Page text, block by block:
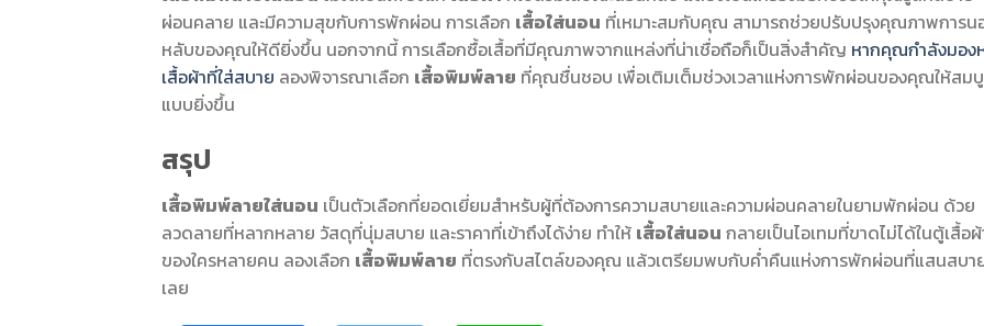
ผ่อนคลาย และมีความสุขกับการพักผ่อน การเลือก เสื้อใส่นอน ที่เหมาะสมกับคุณ สามารถช่วยปรับปรุงคุณภาพการน
หลับของคุณให้ดียิ่งขึ้น นอกจากนี้ การเลือกซื้อเสื้อที่มีคุณภาพจากแหล่งที่น่าเชื่อถือก็เป็นสิ่งสำคัญ หากคุณกำลังมอง
เสื้อผ้าที่ใส่สบาย ลองพิจารณาเลือก เสื้อพิมพ์ลาย ที่คุณชื่นชอบ เพื่อเติมเต็มช่วงเวลาแห่งการพักผ่อนของคุณให้สม
แบบยิ่งขึ้น
สรุป
เสื้อพิมพ์ลายใส่นอน เป็นตัวเลือกที่ยอดเยี่ยมสำหรับผู้ที่ต้องการความสบายและความผ่อนคลายในยามพักผ่อน ด้วย
ลวดลายที่หลากหลาย วัสดุที่นุ่มสบาย และราคาที่เข้าถึงได้ง่าย ทำให้ เสื้อใส่นอน กลายเป็นไอเทมที่ขาดไม่ได้ในตู้เสื้อผ้
ของใครหลายคน ลองเลือก เสื้อพิมพ์ลาย ที่ตรงกับสไตล์ของคุณ แล้วเตรียมพบกับค่ำคืนแห่งการพักผ่อนที่แสนสบา
เลย